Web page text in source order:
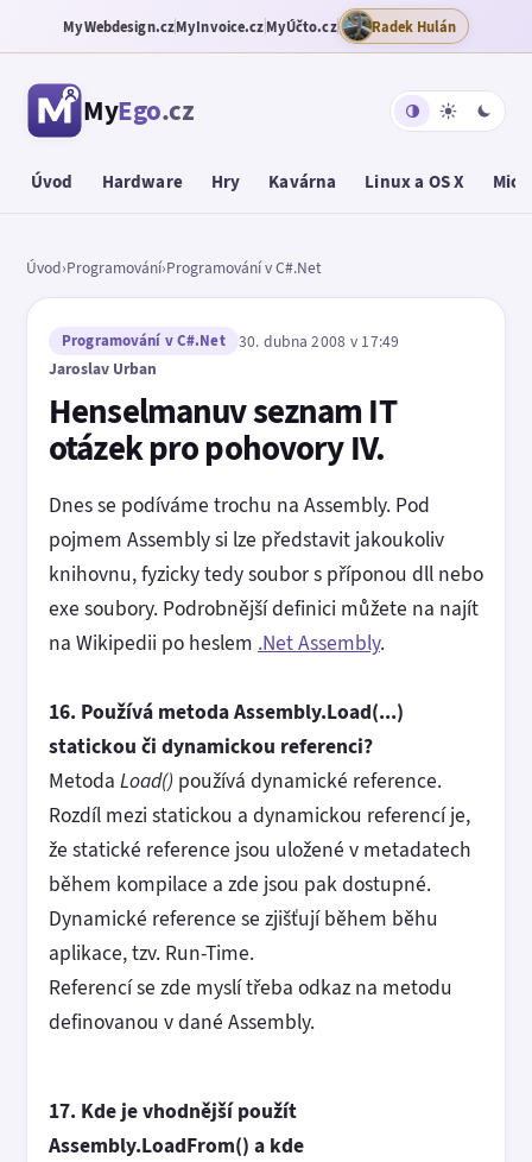
MyWebdesign.czMyInvoice.czMyÚčto.cz Radek Hulán
MyEgo.cz
Úvod Hardware Hry Kavárna Linux a OS X
Úvod›Programování›Programování v C#.Net
Programování v C#.Net
30. dubna 2008 v 17:49
Jaroslav Urban
Henselmanuv seznam IT
otázek pro pohovory IV.
Dnes se podíváme trochu na Assembly. Pod
pojmem Assembly si lze představit jakoukoliv
knihovnu, fyzicky tedy soubor s příponou dll nebo
exe soubory. Podrobnější definici můžete na najít
na Wikipedii po heslem .Net Assembly.
16. Používá metoda Assembly.Load(...)
statickou či dynamickou referenci?
Metoda Load() používá dynamické reference.
Rozdíl mezi statickou a dynamickou referencí je,
že statické reference jsou uložené v metadatech
během kompilace a zde jsou pak dostupné.
Dynamické reference se zjišťují během běhu
aplikace, tzv. Run-Time.
Referencí se zde myslí třeba odkaz na metodu
definovanou v dané Assembly.
17. Kde je vhodnější použít
Assembly.LoadFrom() a kde